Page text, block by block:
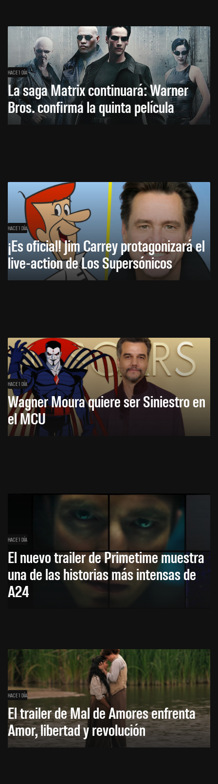
HACE 1 DÍA
La saga Matrix continuará: Warner
Bros. confirma la quinta película
HACE 1 DÍA
¡Es oficial! Jim Carrey protagonizará el
live-action de Los Supersónicos
HACE 1 DÍA
Wagner Moura quiere ser Siniestro en
el MCU
HACE 1 DÍA
El nuevo trailer de Primetime muestra
una de las historias más intensas de
A24
HACE 1 DÍA
El trailer de Mal de Amores enfrenta
Amor, libertad y revolución